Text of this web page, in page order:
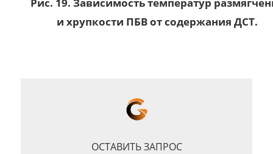
и хрупкости ПБВ от содержания ДСТ.
ОСТАВИТЬ ЗАПРОС